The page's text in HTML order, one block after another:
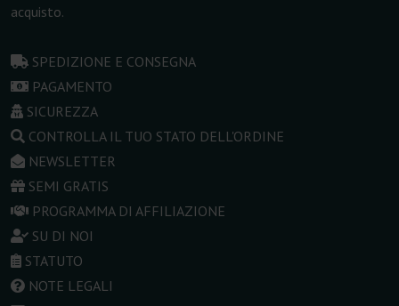
acquisto.
SPEDIZIONE E CONSEGNA
PAGAMENTO
SICUREZZA
CONTROLLA IL TUO STATO DELL'ORDINE
NEWSLETTER
SEMI GRATIS
PROGRAMMA DI AFFILIAZIONE
SU DI NOI
STATUTO
NOTE LEGALI